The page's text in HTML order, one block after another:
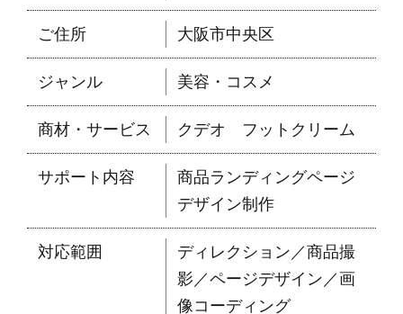
ご住所 大阪市中央区
ジャンル 美容・コスメ
商材・サービス クデオ フットクリーム
サポート内容
商品ランディングページ
デザイン制作
対応範囲
ディレクション／商品撮
影／ページデザイン／画
像コーディング